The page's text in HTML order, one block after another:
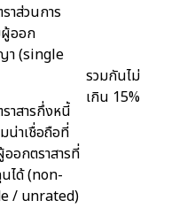
าส่วนการ
ออก
า (single
าสารกึ่งหนี้
น่าเชื่อถือที่
ออกตราสารที่
ได้ (non-
/ unrated)
รวมกันไม่
เกิน 15%